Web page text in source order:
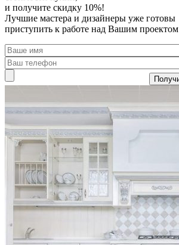
и получите скидку 10%!
Лучшие мастера и дизайнеры уже готовы
приступить к работе над Вашим проектом